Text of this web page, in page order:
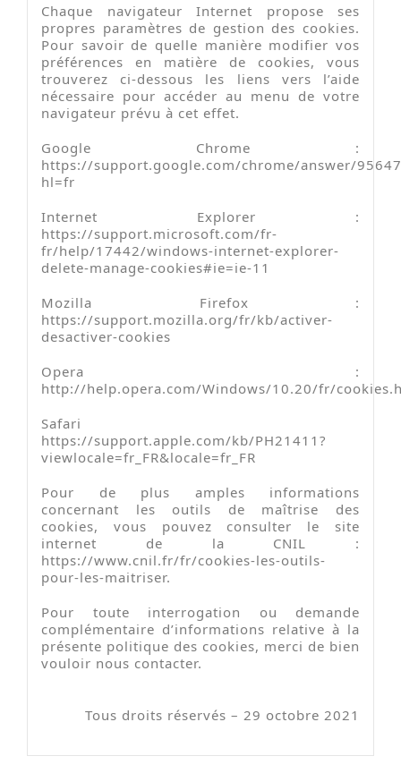
Chaque navigateur Internet propose ses
propres paramètres de gestion des cookies.
Pour savoir de quelle manière modifier vos
préférences en matière de cookies, vous
trouverez ci-dessous les liens vers l’aide
nécessaire pour accéder au menu de votre
navigateur prévu à cet effet.
Google Chrome :
https://support.google.com/chrome/answer/
hl=fr
Internet Explorer :
https://support.microsoft.com/fr-
fr/help/17442/windows-internet-explorer-
delete-manage-cookies#ie=ie-11
Mozilla Firefox :
https://support.mozilla.org/fr/kb/activer-
desactiver-cookies
Opera :
http://help.opera.com/Windows/10.20/fr/
Safari
https://support.apple.com/kb/PH21411?
viewlocale=fr_FR&locale=fr_FR
Pour de plus amples informations
concernant les outils de maîtrise des
cookies, vous pouvez consulter le site
internet de la CNIL :
https://www.cnil.fr/fr/cookies-les-outils-
pour-les-maitriser.
Pour toute interrogation ou demande
complémentaire d’informations relative à la
présente politique des cookies, merci de bien
vouloir nous contacter.
Tous droits réservés – 29 octobre 2021